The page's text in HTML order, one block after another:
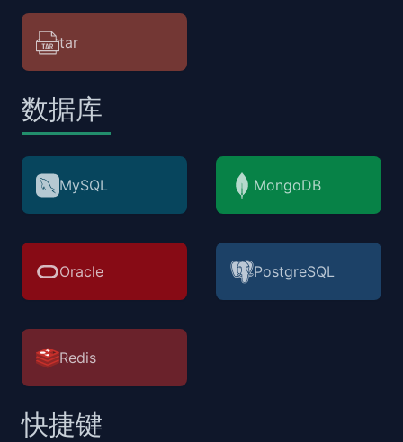
tar
数据库
MySQL MongoDB
Oracle PostgreSQL
Redis
快捷键